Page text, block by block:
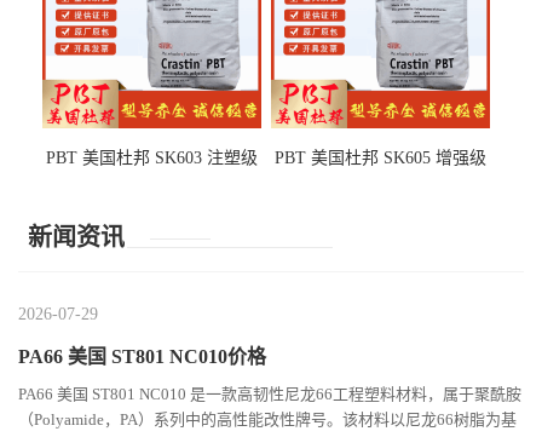
PBT 美国杜邦 SK603 注塑级
PBT 美国杜邦 SK605 增强级
新闻资讯
2026-07-29
PA66 美国 ST801 NC010价格
PA66 美国 ST801 NC010 是一款高韧性尼龙66工程塑料材料，属于聚酰胺
（Polyamide，PA）系列中的高性能改性牌号。该材料以尼龙66树脂为基